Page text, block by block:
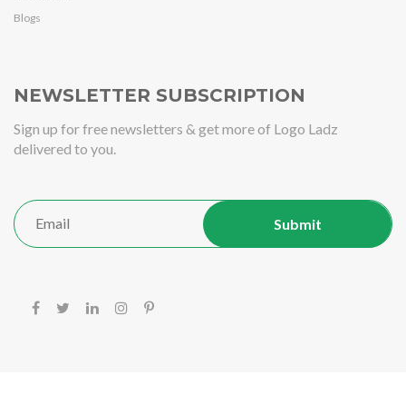
Blogs
NEWSLETTER SUBSCRIPTION
Sign up for free newsletters & get more of Logo Ladz
delivered to you.